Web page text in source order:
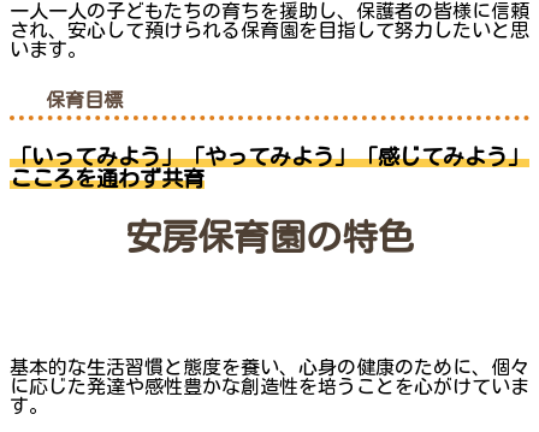
一人一人の子どもたちの育ちを援助し、保護者の皆様に信頼
され、安心して預けられる保育園を目指して努力したいと思
います。
保育目標
「いってみよう」「やってみよう」「感じてみよう」
こころを通わず共育
安房保育園の特色
基本的な生活習慣と態度を養い、心身の健康のために、個々
に応じた発達や感性豊かな創造性を培うことを心がけていま
す。